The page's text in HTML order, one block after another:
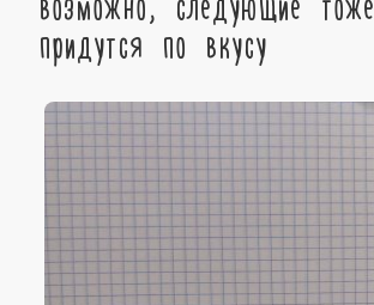
придутся по вкусу